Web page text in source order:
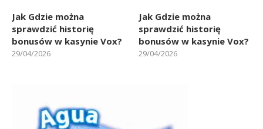
Jak Gdzie można
sprawdzić historię
bonusów w kasynie Vox?
29/04/2026
Jak Gdzie można
sprawdzić historię
bonusów w kasynie Vox?
29/04/2026